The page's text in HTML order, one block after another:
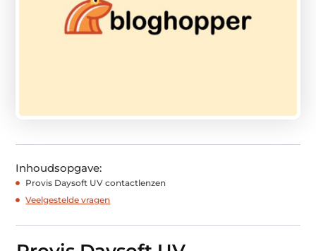
Inhoudsopgave:
Provis Daysoft UV contactlenzen
Veelgestelde vragen